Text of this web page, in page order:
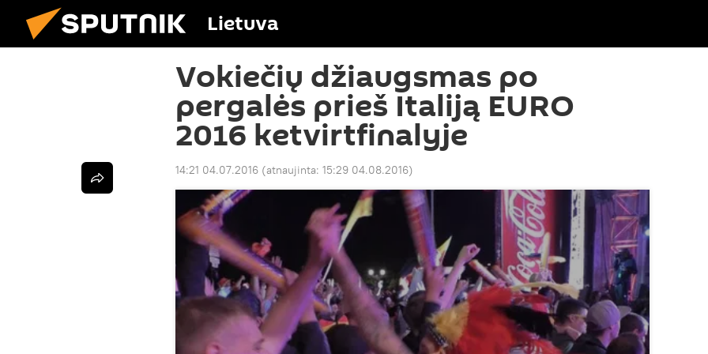
Lietuva
Vokiečių džiaugsmas po
pergalės prieš Italiją EURO
2016 ketvirtfinalyje
14:21 04.07.2016 (atnaujinta: 15:29 04.08.2016)